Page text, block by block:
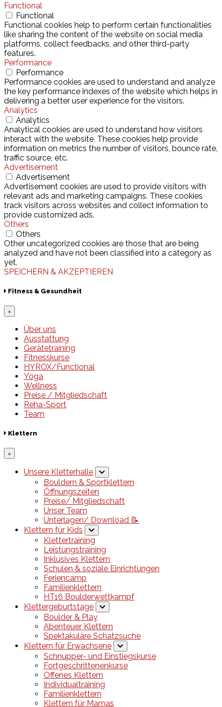
Functional
Functional
Functional cookies help to perform certain functionalities
like sharing the content of the website on social media
platforms, collect feedbacks, and other third-party
features.
Performance
Performance
Performance cookies are used to understand and analyze
the key performance indexes of the website which helps in
delivering a better user experience for the visitors.
Analytics
Analytics
Analytical cookies are used to understand how visitors
interact with the website. These cookies help provide
information on metrics the number of visitors, bounce rate,
traffic source, etc.
Advertisement
Advertisement
Advertisement cookies are used to provide visitors with
relevant ads and marketing campaigns. These cookies
track visitors across websites and collect information to
provide customized ads.
Others
Others
Other uncategorized cookies are those that are being
analyzed and have not been classified into a category as
yet.
SPEICHERN & AKZEPTIEREN
Fitness & Gesundheit
×
Über uns
Ausstattung
Gerätetraining
Fitnesskurse
HYROX/Functional
Yoga
Wellness
Preise / Mitgliedschaft
Reha-Sport
Team
Klettern
×
Unsere Kletterhalle
Bouldern & Sportklettern
Öffnungszeiten
Preise/ Mitgliedschaft
Unser Team
Unterlagen/ Download 📝
Klettern für Kids
Klettertraining
Leistungstraining
Inklusives Klettern
Schulen & soziale Einrichtungen
Feriencamp
Familienklettern
HT16 Boulderwettkampf
Klettergeburtstage
Boulder & Play
Abenteuer Klettern
Spektakuläre Schatzsuche
Klettern für Erwachsene
Schnupper- und Einstiegskurse
Fortgeschrittenenkurse
Offenes Klettern
Individualtraining
Familienklettern
Klettern für Mamas